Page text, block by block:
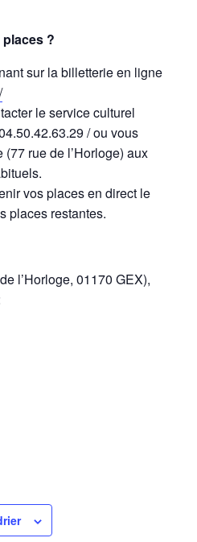
?
sur la billetterie en ligne
le service culturel
/ ou vous
(77 rue de l’Horloge) aux
vos places en direct le
places restantes.
l’Horloge, 01170 GEX),